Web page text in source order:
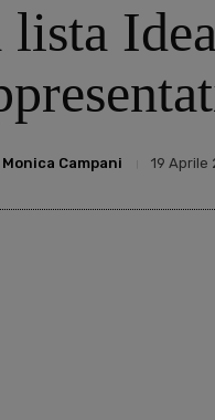
lista
Monica Campani 19 Aprile